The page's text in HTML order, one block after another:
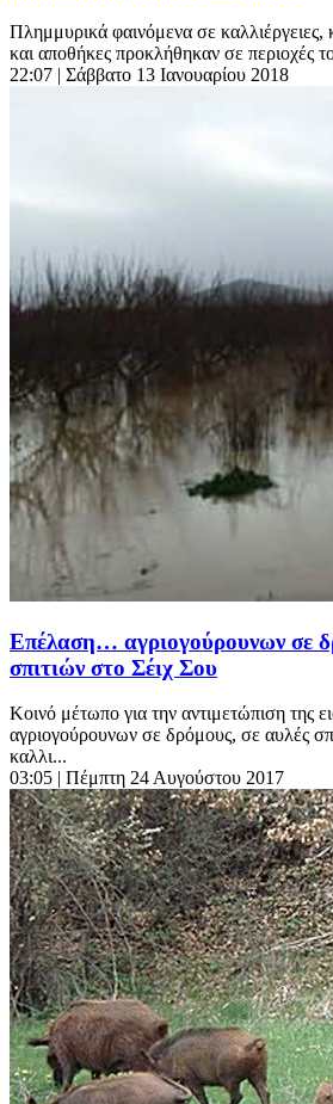
Πλημμυρικά φαινόμενα σε καλλιέργειες,
και αποθήκες προκλήθηκαν σε περιοχές
22:07 | Σάββατο 13 Ιανουαρίου 2018
Επέλαση… αγριογούρουνων σε
σπιτιών στο Σέιχ Σου
Κοινό μέτωπο για την αντιμετώπιση της
αγριογούρουνων σε δρόμους, σε αυλές
καλλι...
03:05 | Πέμπτη 24 Αυγούστου 2017